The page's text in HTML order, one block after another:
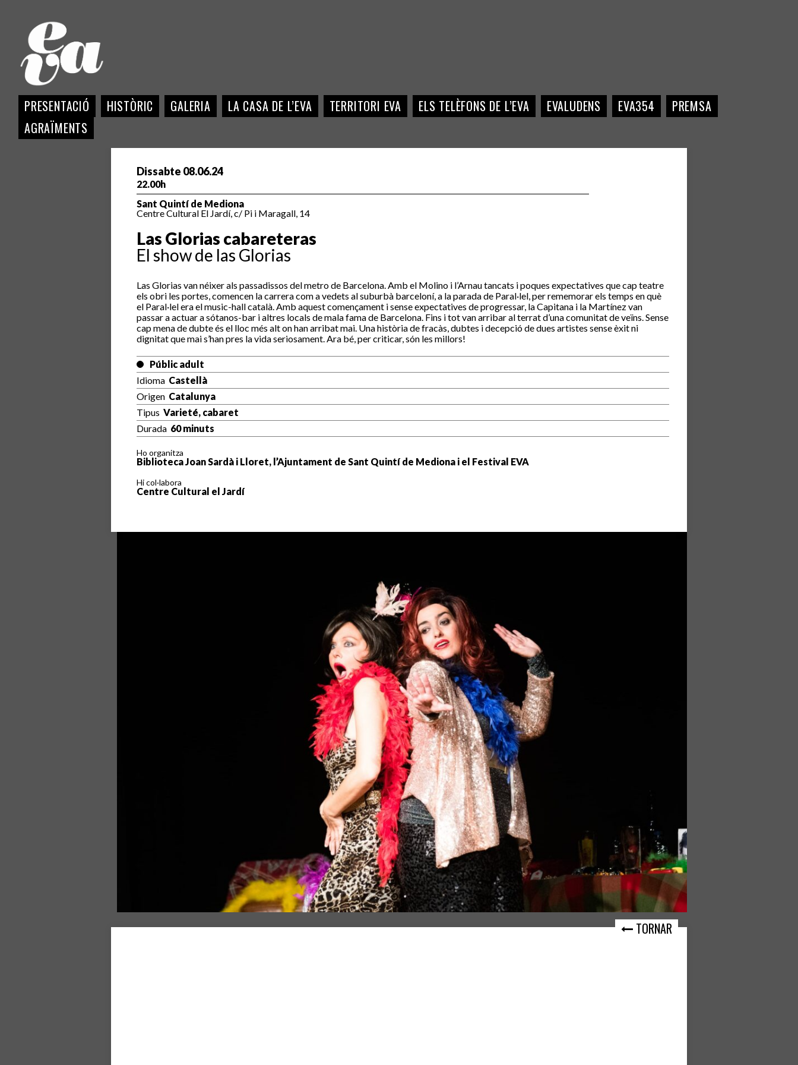
PRESENTACIÓ HISTÒRIC GALERIA LA CASA DE L’EVA TERRITORI EVA ELS TELÈFONS DE L’EVA EVALUDENS EVA354
PREMSA
AGRAÏMENTS
Dissabte 08.06.24
22.00h
Sant Quintí de Mediona
Centre Cultural El Jardí, c/ Pi i Maragall, 14
Las Glorias cabareteras
El show de las Glorias
Las Glorias van néixer als passadissos del metro de Barcelona. Amb el Molino i l’Arnau tancats i poques expectatives que cap teatre
els obri les portes, comencen la carrera com a vedets al suburbà barceloní, a la parada de Paral·lel, per rememorar els temps en què
el Paral·lel era el music-hall català. Amb aquest començament i sense expectatives de progressar, la Capitana i la Martínez van
passar a actuar a sótanos-bar i altres locals de mala fama de Barcelona. Fins i tot van arribar al terrat d’una comunitat de veïns. Sense
cap mena de dubte és el lloc més alt on han arribat mai. Una història de fracàs, dubtes i decepció de dues artistes sense èxit ni
dignitat que mai s’han pres la vida seriosament. Ara bé, per criticar, són les millors!
Públic adult
Idioma Castellà
Origen Catalunya
Tipus Varieté, cabaret
Durada 60 minuts
Ho organitza
Biblioteca Joan Sardà i Lloret, l’Ajuntament de Sant Quintí de Mediona i el Festival EVA
Hi col·labora
Centre Cultural el Jardí
TORNAR